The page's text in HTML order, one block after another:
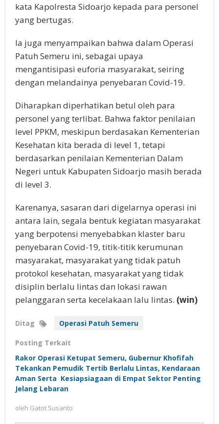
kata Kapolresta Sidoarjo kepada para personel
yang bertugas.
Ia juga menyampaikan bahwa dalam Operasi
Patuh Semeru ini, sebagai upaya
mengantisipasi euforia masyarakat, seiring
dengan melandainya penyebaran Covid-19.
Diharapkan diperhatikan betul oleh para
personel yang terlibat. Bahwa faktor penilaian
level PPKM, meskipun berdasakan Kementerian
Kesehatan kita berada di level 1, tetapi
berdasarkan penilaian Kementerian Dalam
Negeri untuk Kabupaten Sidoarjo masih berada
di level 3.
Karenanya, sasaran dari digelarnya operasi ini
antara lain, segala bentuk kegiatan masyarakat
yang berpotensi menyebabkan klaster baru
penyebaran Covid-19, titik-titik kerumunan
masyarakat, masyarakat yang tidak patuh
protokol kesehatan, masyarakat yang tidak
disiplin berlalu lintas dan lokasi rawan
pelanggaran serta kecelakaan lalu lintas. (win)
Ditag Operasi Patuh Semeru
Posting Terkait
Rakor Operasi Ketupat Semeru, Gubernur Khofifah
Tekankan Pemudik Tertib Berlalu Lintas, Kendaraan
Aman Serta Kesiapsiagaan di Empat Sektor Penting
Jelang Lebaran
oleh Gatot Susanto